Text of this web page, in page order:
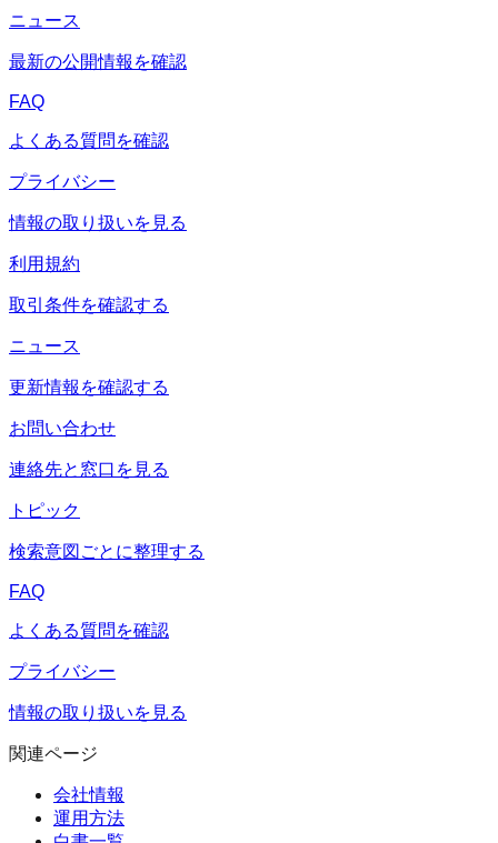
ニュース
最新の公開情報を確認
FAQ
よくある質問を確認
プライバシー
情報の取り扱いを見る
利用規約
取引条件を確認する
ニュース
更新情報を確認する
お問い合わせ
連絡先と窓口を見る
トピック
検索意図ごとに整理する
FAQ
よくある質問を確認
プライバシー
情報の取り扱いを見る
関連ページ
会社情報
運用方法